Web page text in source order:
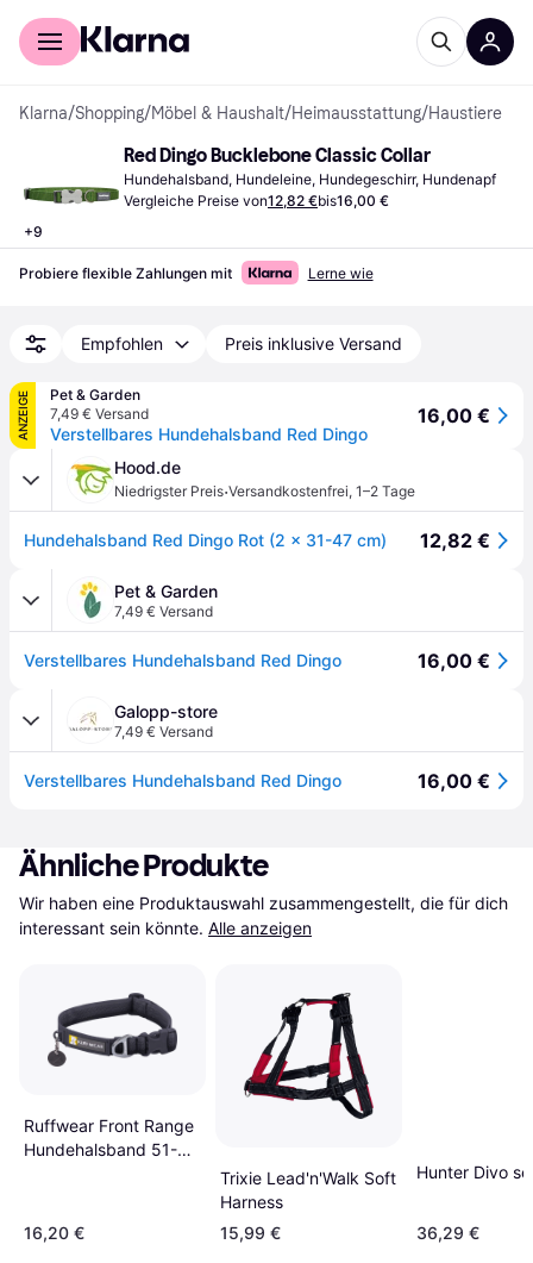
Für Shopper
Klarna/Shopping/Möbel & Haushalt/Heimausstattung/Haustiere
+9
Red Dingo Bucklebone Classic Collar
Hundehalsband, Hundeleine, Hundegeschirr, Hundenapf
Vergleiche Preise von12,82 €bis16,00 €
Probiere flexible Zahlungen mit Lerne wie
Empfohlen Preis inklusive Versand
ANZEIGE
Pet & Garden
7,49 € Versand
Verstellbares Hundehalsband Red Dingo
16,00 €
Hood.de
Niedrigster Preis·Versandkostenfrei, 1–2 Tage
Hundehalsband Red Dingo Rot (2 x 31-47 cm) 12,82 €
Pet & Garden
7,49 € Versand
Verstellbares Hundehalsband Red Dingo 16,00 €
Galopp-store
7,49 € Versand
Verstellbares Hundehalsband Red Dingo 16,00 €
Ähnliche Produkte
Wir haben eine Produktauswahl zusammengestellt, die für dich
interessant sein könnte. Alle anzeigen
Ruffwear Front Range
Hundehalsband 51-66
16,20 €
Trixie Lead'n'Walk Soft
Harness
15,99 €
Hunter Divo
36,29 €